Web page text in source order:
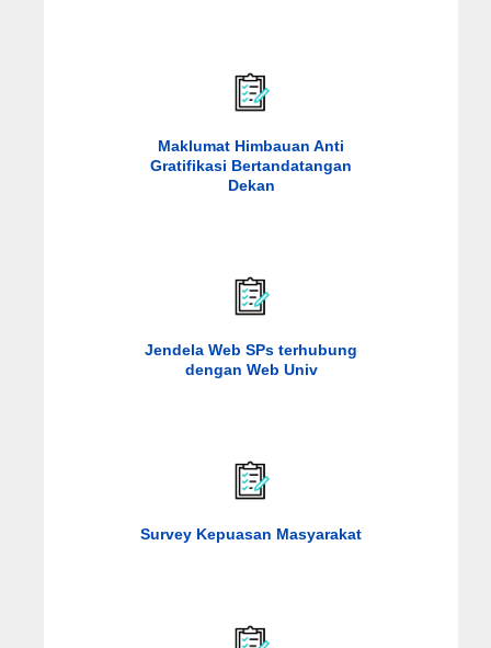
Maklumat Himbauan Anti
Gratifikasi Bertandatangan
Dekan
Jendela Web SPs terhubung
dengan Web Univ
Survey Kepuasan Masyarakat